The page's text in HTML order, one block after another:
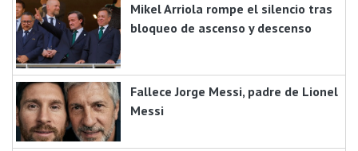
Mikel Arriola rompe el silencio tras
bloqueo de ascenso y descenso
Fallece Jorge Messi, padre de Lionel
Messi